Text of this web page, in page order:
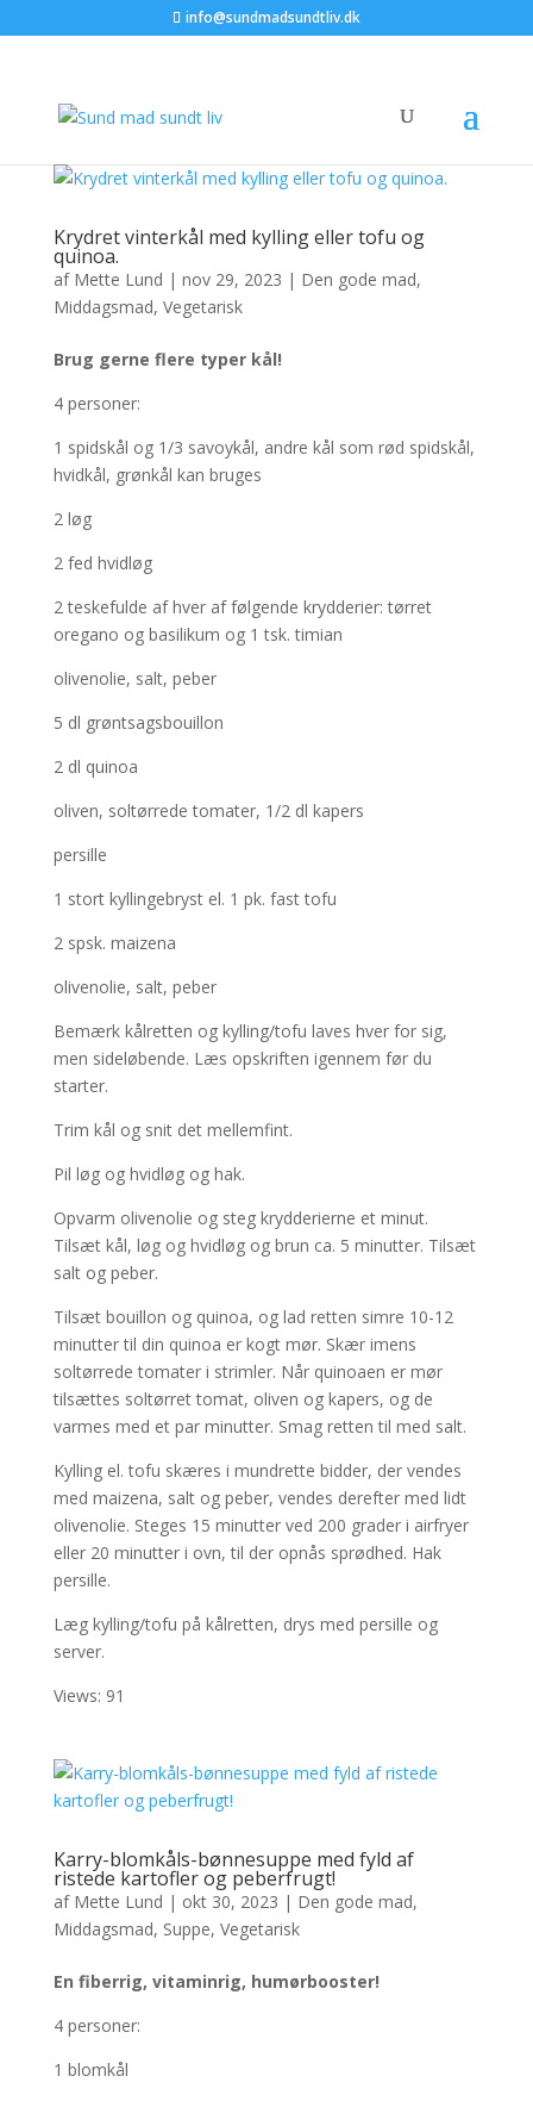
info@sundmadsundtliv.dk
Krydret vinterkål med kylling eller tofu og
quinoa.
af Mette Lund | nov 29, 2023 | Den gode mad,
Middagsmad, Vegetarisk
Brug gerne flere typer kål!
4 personer:
1 spidskål og 1/3 savoykål, andre kål som rød spidskål,
hvidkål, grønkål kan bruges
2 løg
2 fed hvidløg
2 teskefulde af hver af følgende krydderier: tørret
oregano og basilikum og 1 tsk. timian
olivenolie, salt, peber
5 dl grøntsagsbouillon
2 dl quinoa
oliven, soltørrede tomater, 1/2 dl kapers
persille
1 stort kyllingebryst el. 1 pk. fast tofu
2 spsk. maizena
olivenolie, salt, peber
Bemærk kålretten og kylling/tofu laves hver for sig,
men sideløbende. Læs opskriften igennem før du
starter.
Trim kål og snit det mellemfint.
Pil løg og hvidløg og hak.
Opvarm olivenolie og steg krydderierne et minut.
Tilsæt kål, løg og hvidløg og brun ca. 5 minutter. Tilsæt
salt og peber.
Tilsæt bouillon og quinoa, og lad retten simre 10-12
minutter til din quinoa er kogt mør. Skær imens
soltørrede tomater i strimler. Når quinoaen er mør
tilsættes soltørret tomat, oliven og kapers, og de
varmes med et par minutter. Smag retten til med salt.
Kylling el. tofu skæres i mundrette bidder, der vendes
med maizena, salt og peber, vendes derefter med lidt
olivenolie. Steges 15 minutter ved 200 grader i airfryer
eller 20 minutter i ovn, til der opnås sprødhed. Hak
persille.
Læg kylling/tofu på kålretten, drys med persille og
server.
Views: 91
Karry-blomkåls-bønnesuppe med fyld af
ristede kartofler og peberfrugt!
af Mette Lund | okt 30, 2023 | Den gode mad,
Middagsmad, Suppe, Vegetarisk
En fiberrig, vitaminrig, humørbooster!
4 personer:
1 blomkål